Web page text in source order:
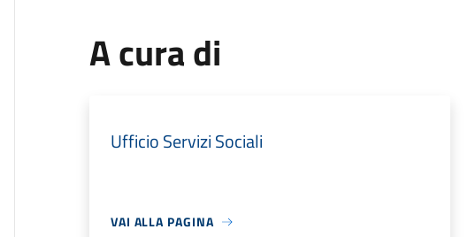
A cura di
Ufficio Servizi Sociali
VAI ALLA PAGINA